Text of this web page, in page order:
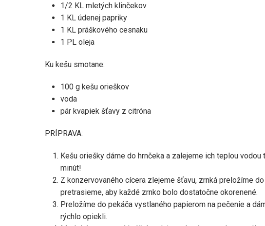
1/2 KL mletých klinčekov
1 KL údenej papriky
1 KL práškového cesnaku
1 PL oleja
Ku kešu smotane:
100 g kešu orieškov
voda
pár kvapiek šťavy z citróna
PRÍPRAVA:
Kešu oriešky dáme do hrnčeka a zalejeme ich teplou
minút!
Z konzervovaného cícera zlejeme šťavu, zrnká preložíme
pretrasieme, aby každé zrnko bolo dostatočne okorenené.
Preložíme do pekáča vystlaného papierom na pečenie a
rýchlo opiekli.